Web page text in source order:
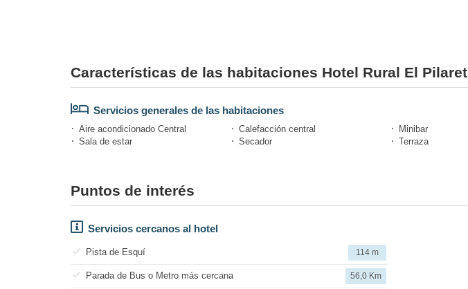
Características de las habitaciones Hotel Rural El Pilaret
Servicios generales de las habitaciones
Aire acondicionado Central Calefacción central Minibar
Sala de estar
Secador Terraza
Puntos de interés
Servicios cercanos al hotel
Pista de Esquí 114 m
Parada de Bus o Metro más cercana 56,0 Km